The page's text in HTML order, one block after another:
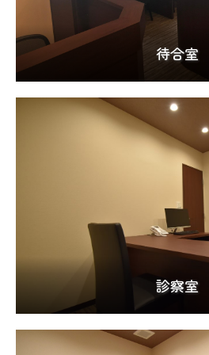
待合室
診察室